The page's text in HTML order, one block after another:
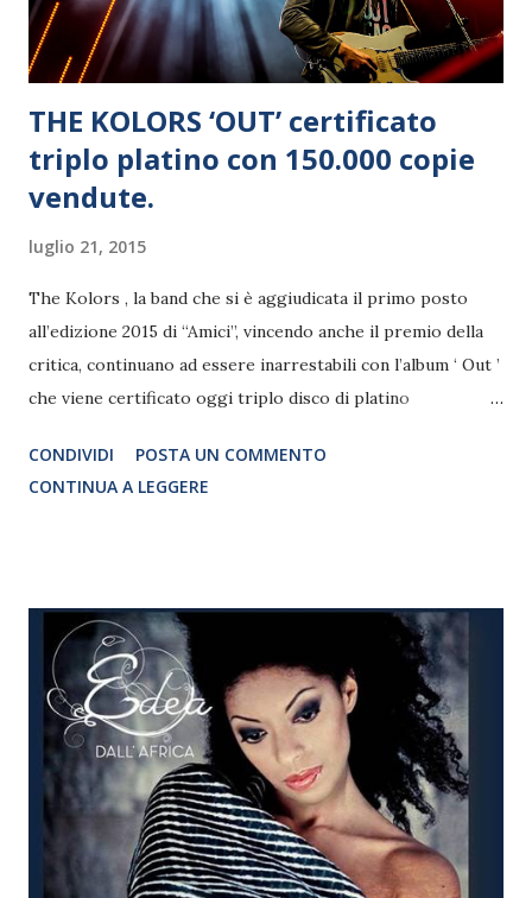
la storia dell’arredo dal 1880 al 1980 att...
THE KOLORS ‘OUT’ certificato
triplo platino con 150.000 copie
vendute.
luglio 21, 2015
The Kolors , la band che si è aggiudicata il primo posto
all’edizione 2015 di “Amici”, vincendo anche il premio della
critica, continuano ad essere inarrestabili con l’album ‘ Out ’
che viene certificato oggi triplo disco di platino
alla classifica degli album. “Out” è anche il terzo album più
venduto in Italia nel 2015, pur essendo uscito solo a
conta 11 milioni e mezzo di visualizzazioni sul canale
YouTube della band. Queste le prossime date del tour
organizzato da F&P Group e partito dieci giorni fa con il
sold out di Roma (tutte le informazioni su www.fepgroup.it
): 22 luglio – Anfiteatro Fonte Mazzola, Peccioli (PI); 25
luglio – Piazza Garibaldi, Cervia (RA); 5 agosto – Piazza
Carli, Asiago (VI), 13 agosto – Villa Bertelli, Forte Dei
Marmi (LU); 14...
CONDIVIDI
POSTA UN COMMENTO
CONTINUA A LEGGERE